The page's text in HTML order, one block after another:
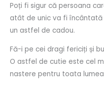
Poți fi sigur că persoana
atât de unic va fi
un astfel de cadou.
Fă-i pe cei dragi fericiți și
O astfel de cutie este cel
nastere pentru toata